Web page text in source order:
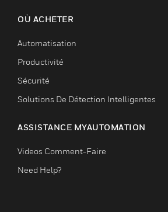
OÙ ACHETER
Automatisation
Productivité
Sécurité
Solutions De Détection Intelligentes
ASSISTANCE MYAUTOMATION
Videos Comment-Faire
Need Help?